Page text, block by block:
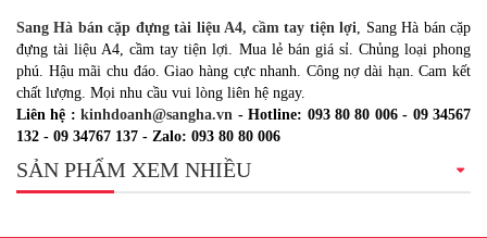
Sang Hà bán cặp đựng tài liệu A4, cầm tay tiện lợi, Sang Hà bán cặp
đựng tài liệu A4, cầm tay tiện lợi. Mua lẻ bán giá sỉ. Chủng loại phong
phú. Hậu mãi chu đáo. Giao hàng cực nhanh. Công nợ dài hạn. Cam kết
chất lượng. Mọi nhu cầu vui lòng liên hệ ngay.
Liên hệ :kinhdoanh@sangha.vn - Hotline: 093 80 80 006 - 09 34567
132 - 09 34767 137 - Zalo: 093 80 80 006
SẢN PHẨM XEM NHIỀU